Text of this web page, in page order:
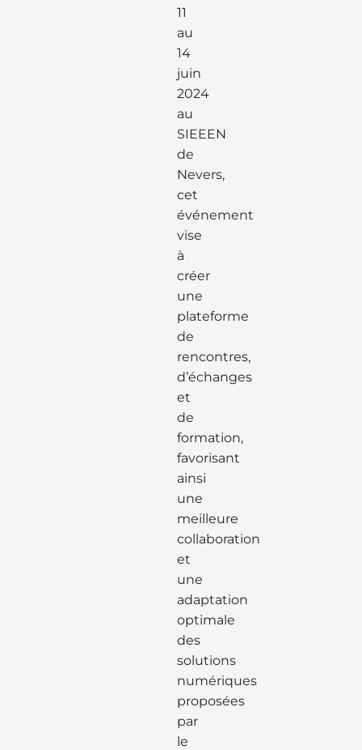
11
au
14
juin
2024
au
SIEEEN
de
Nevers,
cet
événement
vise
à
créer
une
plateforme
de
rencontres,
d’échanges
et
de
formation,
favorisant
ainsi
une
meilleure
collaboration
et
une
adaptation
optimale
des
solutions
numériques
proposées
par
le